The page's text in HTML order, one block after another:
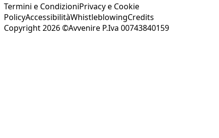
Termini e CondizioniPrivacy e Cookie
PolicyAccessibilitàWhistleblowingCredits
Copyright 2026 ©Avvenire P.Iva 00743840159